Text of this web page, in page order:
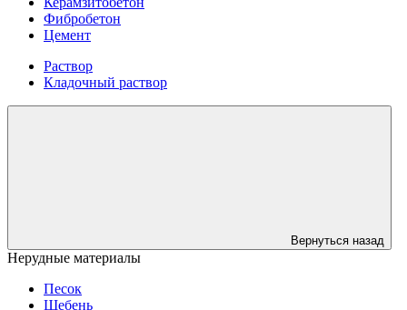
Фибробетон
Цемент
Раствор
Кладочный раствор
Вернуться назад
Нерудные материалы
Песок
Щебень